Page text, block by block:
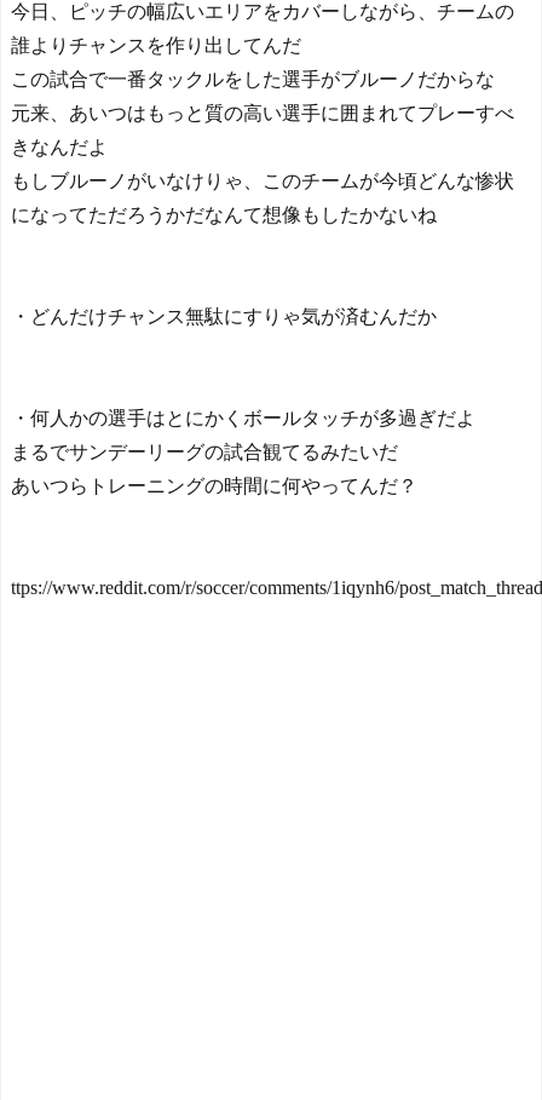
今日、ピッチの幅広いエリアをカバーしながら、チームの
誰よりチャンスを作り出してんだ
この試合で一番タックルをした選手がブルーノだからな
元来、あいつはもっと質の高い選手に囲まれてプレーすべ
きなんだよ
もしブルーノがいなけりゃ、このチームが今頃どんな惨状
になってただろうかだなんて想像もしたかないね
・どんだけチャンス無駄にすりゃ気が済むんだか
・何人かの選手はとにかくボールタッチが多過ぎだよ
まるでサンデーリーグの試合観てるみたいだ
あいつらトレーニングの時間に何やってんだ？
ttps://www.reddit.com/r/soccer/comments/1iqynh6/